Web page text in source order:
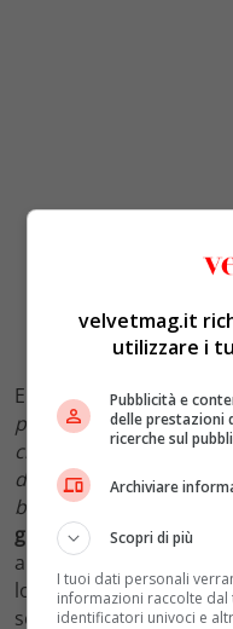
E ancora:
“Lì la
perché era solare e
chiesi a Lamberto
di fare da messaggero.
bellissima telefonata”.
gran segreto sull’isola di
alla presenza delle
lontano dai paparazzi e
segnalare che Brera
velvetmag.it
utilizzare i
Pubblicità e
delle prestazioni
ricerche sul
Archiviare
Scopri di più
I tuoi dati personali
informazioni raccolte
identificatori univoci e